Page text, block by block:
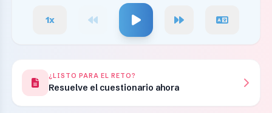
1x
¿LISTO PARA EL RETO?
Resuelve el cuestionario ahora